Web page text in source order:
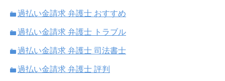
過払い金請求 弁護士 おすすめ
過払い金請求 弁護士 トラブル
過払い金請求 弁護士 司法書士
過払い金請求 弁護士 評判